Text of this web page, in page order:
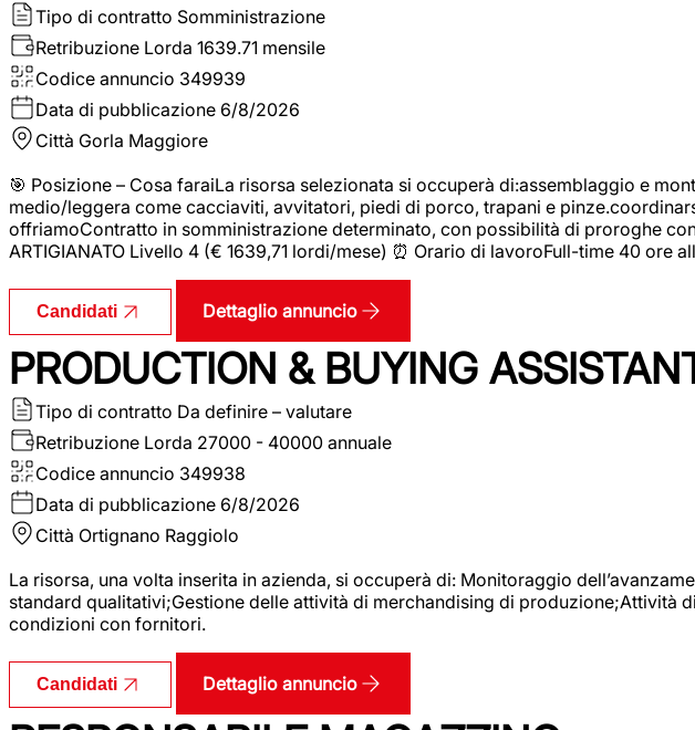
Tipo di contratto Somministrazione
Retribuzione Lorda 1639.71 mensile
Codice annuncio 349939
Data di pubblicazione 6/8/2026
Città Gorla Maggiore
🎯 Posizione – Cosa faraiLa risorsa selezionata si occuperà di:assemblaggio e
medio/leggera come cacciaviti, avvitatori, piedi di porco, trapani e
offriamoContratto in somministrazione determinato, con possibilità di proroghe
ARTIGIANATO Livello 4 (€ 1639,71 lordi/mese) ⏰ Orario di lavoroFull-time 40 ore
Candidati Dettaglio annuncio
PRODUCTION & BUYING
Tipo di contratto Da definire – valutare
Retribuzione Lorda 27000 - 40000 annuale
Codice annuncio 349938
Data di pubblicazione 6/8/2026
Città Ortignano Raggiolo
La risorsa, una volta inserita in azienda, si occuperà di: Monitoraggio
standard qualitativi;Gestione delle attività di merchandising di
condizioni con fornitori.
Candidati Dettaglio annuncio